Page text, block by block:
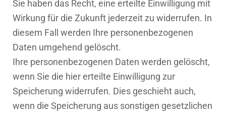
Sie haben das Recht, eine erteilte Einwilligung mit
Wirkung für die Zukunft jederzeit zu widerrufen. In
diesem Fall werden Ihre personenbezogenen
Daten umgehend gelöscht.
Ihre personenbezogenen Daten werden gelöscht,
wenn Sie die hier erteilte Einwilligung zur
Speicherung widerrufen. Dies geschieht auch,
wenn die Speicherung aus sonstigen gesetzlichen